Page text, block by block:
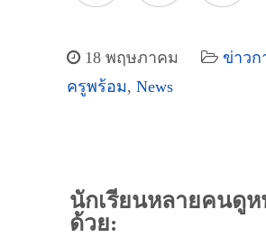
18 พฤษภาคม ข่าวก
ครูพร้อม, News
นักเรียนหลายคนดู
ด้วย: